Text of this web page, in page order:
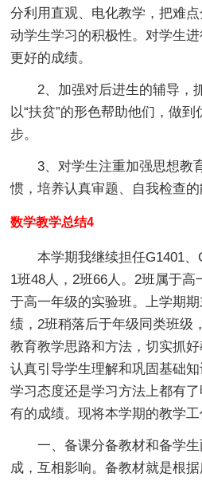
分利用直观、电化教学，把难
动学生学习的积极性。对学生
更好的成绩。
2、加强对后进生的辅导，
以“扶贫”的形色帮助他们，做
步。
3、对学生注重加强思想教
惯，培养认真审题、自我检查的
数学教学总结4
本学期我继续担任G1401、
1班48人，2班66人。2班属于
于高一年级的实验班。上学期
绩，2班稍落后于年级同类班级
教育教学思路和方法，切实抓
认真引导学生理解和巩固基础
学习态度还是学习方法上都有
有的成绩。现将本学期的教学工
一、备课分备教材和备学生
成，互相影响。备教材就是根